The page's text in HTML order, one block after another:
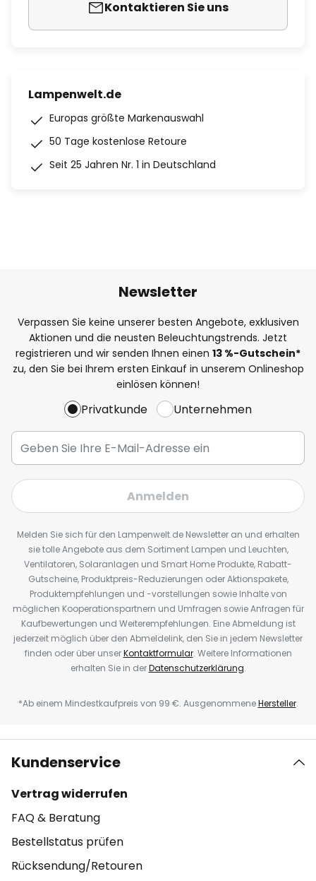
Kontaktieren Sie uns
Lampenwelt.de
Europas größte Markenauswahl
50 Tage kostenlose Retoure
Seit 25 Jahren Nr. 1 in Deutschland
Newsletter
Verpassen Sie keine unserer besten Angebote, exklusiven
Aktionen und die neusten Beleuchtungstrends. Jetzt
registrieren und wir senden Ihnen einen 13 %-Gutschein*
zu, den Sie bei Ihrem ersten Einkauf in unserem Onlineshop
einlösen können!
Privatkunde Unternehmen
Anmelden
Melden Sie sich für den Lampenwelt.de Newsletter an und erhalten
sie tolle Angebote aus dem Sortiment Lampen und Leuchten,
Ventilatoren, Solaranlagen und Smart Home Produkte, Rabatt-
Gutscheine, Produktpreis-Reduzierungen oder Aktionspakete,
Produktempfehlungen und -vorstellungen sowie Inhalte von
möglichen Kooperationspartnern und Umfragen sowie Anfragen für
Kaufbewertungen und Weiterempfehlungen. Eine Abmeldung ist
jederzeit möglich über den Abmeldelink, den Sie in jedem Newsletter
finden oder über unserKontaktformular. Weitere Informationen
erhalten Sie in derDatenschutzerklärung.
*Ab einem Mindestkaufpreis von 99 €. AusgenommeneHersteller.
Kundenservice
Vertrag widerrufen
FAQ & Beratung
Bestellstatus prüfen
Rücksendung/Retouren